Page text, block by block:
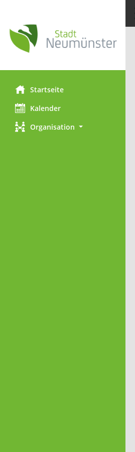
Startseite
Kalender
Organisation